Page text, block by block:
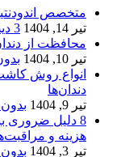
متخصص
تیر 14, 1404
3 دیدگاه
محافظت از
تیر 10, 1404
انواع روش
دندان‌ها
تیر 9, 1404
بدون
8 دلیل ضروری
هزینه و
تیر 3, 1404
بدون